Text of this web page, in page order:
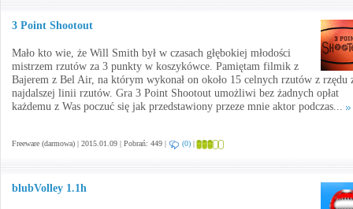
3 Point Shootout
Mało kto wie, że Will Smith był w czasach głębokiej młodości
mistrzem rzutów za 3 punkty w koszykówce. Pamiętam filmik z
Bajerem z Bel Air, na którym wykonał on około 15 celnych rzutów z rzędu
najdalszej linii rzutów. Gra 3 Point Shootout umożliwi bez żadnych opłat
każdemu z Was poczuć się jak przedstawiony przeze mnie aktor podczas...
Freeware (darmowa) | 2015.01.09 | Pobrań: 449 | (0) |
blubVolley 1.1h